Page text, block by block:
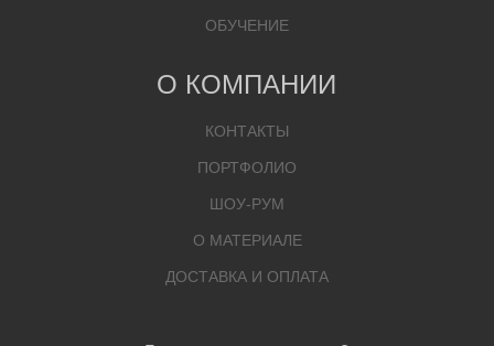
ОБУЧЕНИЕ
О КОМПАНИИ
КОНТАКТЫ
ПОРТФОЛИО
ШОУ-РУМ
О МАТЕРИАЛЕ
ДОСТАВКА И ОПЛАТА